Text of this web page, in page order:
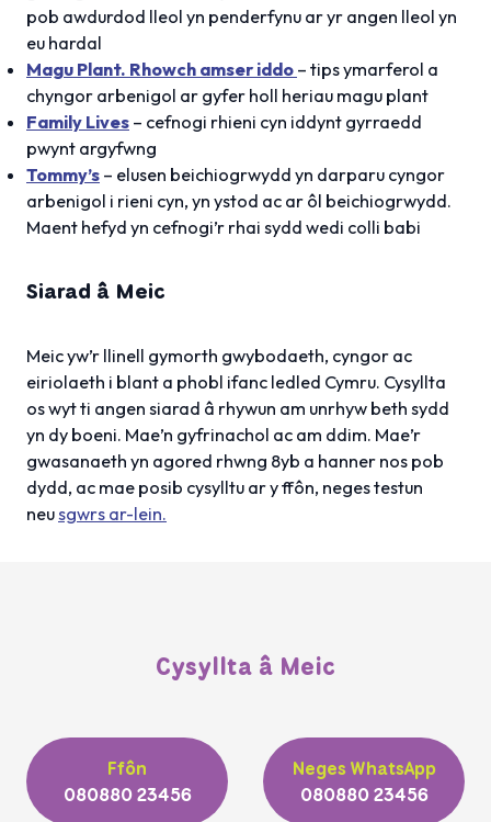
pob awdurdod lleol yn penderfynu ar yr angen lleol yn
eu hardal
Magu Plant. Rhowch amser iddo – tips ymarferol a
chyngor arbenigol ar gyfer holl heriau magu plant
Family Lives – cefnogi rhieni cyn iddynt gyrraedd
pwynt argyfwng
Tommy’s – elusen beichiogrwydd yn darparu cyngor
arbenigol i rieni cyn, yn ystod ac ar ôl beichiogrwydd.
Maent hefyd yn cefnogi’r rhai sydd wedi colli babi
Siarad â Meic
Meic yw’r llinell gymorth gwybodaeth, cyngor ac
eiriolaeth i blant a phobl ifanc ledled Cymru. Cysyllta
os wyt ti angen siarad â rhywun am unrhyw beth sydd
yn dy boeni. Mae’n gyfrinachol ac am ddim. Mae’r
gwasanaeth yn agored rhwng 8yb a hanner nos pob
dydd, ac mae posib cysylltu ar y ffôn, neges testun
neusgwrs ar-lein.
Cysyllta â Meic
Ffôn
080880 23456
Neges WhatsApp
080880 23456